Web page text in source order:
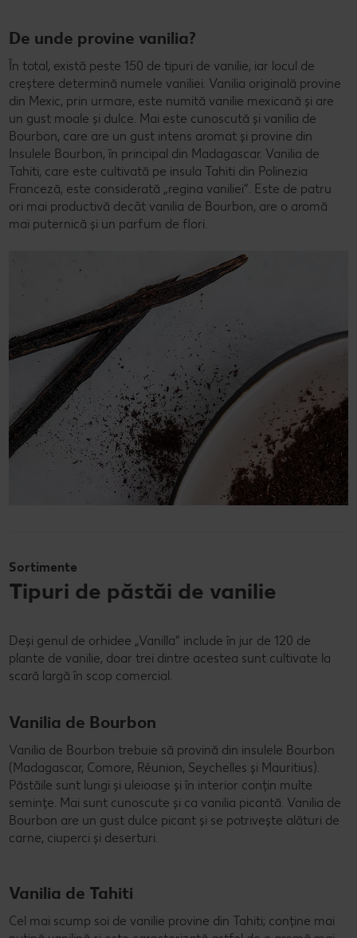
De unde provine vanilia?
În total, există peste 150 de tipuri de vanilie, iar locul de
creștere determină numele vaniliei. Vanilia originală provine
din Mexic, prin urmare, este numită vanilie mexicană și are
un gust moale și dulce. Mai este cunoscută și vanilia de
Bourbon, care are un gust intens aromat și provine din
Insulele Bourbon, în principal din Madagascar. Vanilia de
Tahiti, care este cultivată pe insula Tahiti din Polinezia
Franceză, este considerată „regina vaniliei”. Este de patru
ori mai productivă decât vanilia de Bourbon, are o aromă
mai puternică și un parfum de flori.
Sortimente
Tipuri de păstăi de vanilie
Deși genul de orhidee „Vanilla” include în jur de 120 de
plante de vanilie, doar trei dintre acestea sunt cultivate la
scară largă în scop comercial.
Vanilia de Bourbon
Vanilia de Bourbon trebuie să provină din insulele Bourbon
(Madagascar, Comore, Réunion, Seychelles și Mauritius).
Păstăile sunt lungi și uleioase și în interior conțin multe
semințe. Mai sunt cunoscute și ca vanilia picantă. Vanilia de
Bourbon are un gust dulce picant și se potrivește alături de
carne, ciuperci și deserturi.
Vanilia de Tahiti
Cel mai scump soi de vanilie provine din Tahiti; conține mai